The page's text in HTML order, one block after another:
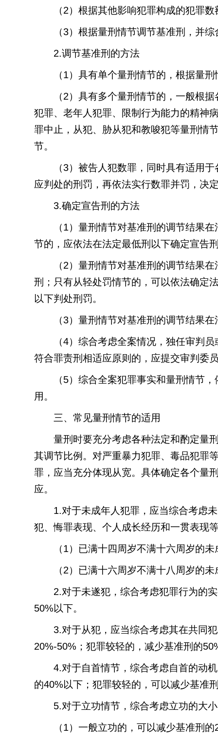
（2）根据其他影响犯罪构成的犯罪
（3）根据量刑情节调节基准刑，并
2.调节基准刑的方法
（1）具有单个量刑情节的，根据量
（2）具有多个量刑情节的，一般根
犯罪、老年人犯罪、限制行为能力的精神
罪中止，从犯、胁从犯和教唆犯等量刑情
节。
（3）被告人犯数罪，同时具有适用
应判处的刑罚，再依法实行数罪并罚，决
3.确定宣告刑的方法
（1）量刑情节对基准刑的调节结果
节的，应依法在法定最低刑以下确定宣告
（2）量刑情节对基准刑的调节结果
刑；只有从轻处罚情节的，可以依法确定
以下判处刑罚。
（3）量刑情节对基准刑的调节结果
（4）综合考虑全案情况，独任审判
符合罪责刑相适应原则的，应提交审判委
（5）综合全案犯罪事实和量刑情节
用。
三、常见量刑情节的适用
量刑时要充分考虑各种法定和酌定量
其调节比例。对严重暴力犯罪、毒品犯罪
罪，应当充分体现从宽。具体确定各个量
应。
1.对于未成年人犯罪，应当综合考虑
犯、悔罪表现、个人成长经历和一贯表现
（1）已满十四周岁不满十六周岁的
（2）已满十六周岁不满十八周岁的
2.对于未遂犯，综合考虑犯罪行为的
50%以下。
3.对于从犯，应当综合考虑其在共同
20%-50% ；犯罪较轻的，减少基准刑的
4.对于自首情节，综合考虑自首的动
的40%以下；犯罪较轻的，可以减少基准
5.对于立功情节，综合考虑立功的大
（1）一般立功的，可以减少基准刑的